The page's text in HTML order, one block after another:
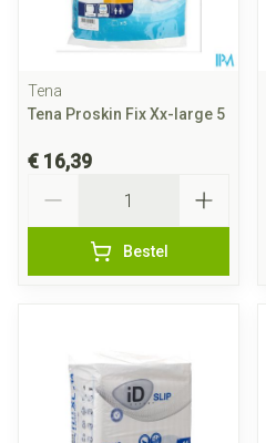
Tena
Tena Proskin Fix Xx-large 5
€ 16,39
Bestel